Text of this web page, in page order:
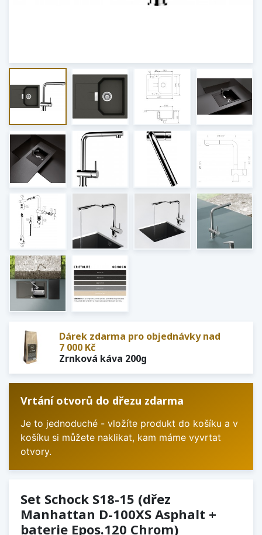
Dárek zdarma pro objednávky nad
7 000 Kč
Zrnková káva 200g
Vrtání otvorů do dřezu zdarma
Je to jednoduché - vložíte produkt do košíku a v
košíku si můžete naklikat, kam máme vyvrtat
otvory.
Set Schock S18-15 (dřez
Manhattan D-100XS Asphalt +
baterie Epos.120 Chrom)